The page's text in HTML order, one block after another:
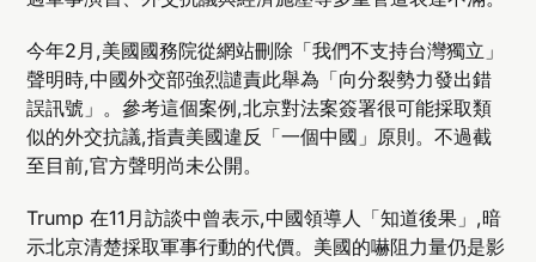
今年2月,美國國務院從網站刪除「我們不支持台灣獨立」
聲明時,中國外交部強烈譴責此舉為「向分裂勢力發出錯
誤訊號」。參考這個案例,北京對法案簽署很可能採取類
似的外交抗議,指責美國違反「一個中國」原則。不過截
至目前,官方聲明尚未公開。
Trump 在11月訪談中曾表示,中國領導人「知道後果」,暗
示北京清楚採取軍事行動的代價。美國的嚇阻力量仍是影